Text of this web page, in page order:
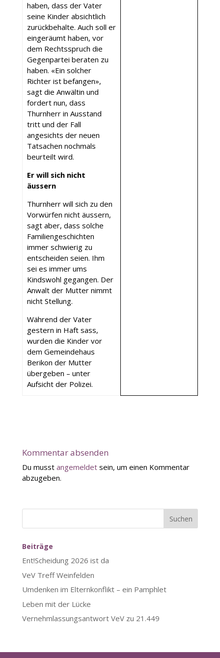
haben, dass der Vater
seine Kinder absichtlich
zurückbehalte. Auch soll er
eingeräumt haben, vor
dem Rechtsspruch die
Gegenpartei beraten zu
haben. «Ein solcher
Richter ist befangen»,
sagt die Anwältin und
fordert nun, dass
Thurnherr in Ausstand
tritt und der Fall
angesichts der neuen
Tatsachen nochmals
beurteilt wird.
Er will sich nicht
äussern
Thurnherr will sich zu den
Vorwürfen nicht äussern,
sagt aber, dass solche
Familiengeschichten
immer schwierig zu
entscheiden seien. Ihm
sei es immer ums
Kindswohl gegangen. Der
Anwalt der Mutter nimmt
nicht Stellung.
Während der Vater
gestern in Haft sass,
wurden die Kinder vor
dem Gemeindehaus
Berikon der Mutter
übergeben – unter
Aufsicht der Polizei.
Kommentar absenden
Du musst angemeldetsein, um einen Kommentar
abzugeben.
Suchen
Beiträge
Ent!Scheidung 2026 ist da
VeV Treff Weinfelden
Umdenken im Elternkonflikt – ein Pamphlet
Leben mit der Lücke
Vernehmlassungsantwort VeV zu 21.449